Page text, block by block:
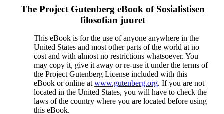
The Project Gutenberg eBook of Sosialistisen
filosofian juuret
This eBook is for the use of anyone anywhere in the
United States and most other parts of the world at no
cost and with almost no restrictions whatsoever. You
may copy it, give it away or re-use it under the terms of
the Project Gutenberg License included with this
eBook or online at www.gutenberg.org. If you are not
located in the United States, you will have to check the
laws of the country where you are located before using
this eBook.